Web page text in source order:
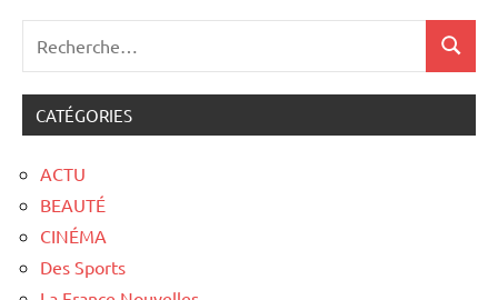
CATÉGORIES
ACTU
BEAUTÉ
CINÉMA
Des Sports